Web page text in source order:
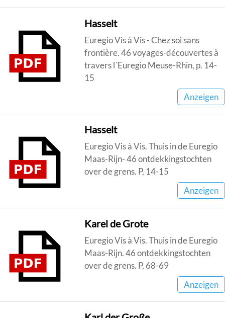
Hasselt
Euregio Vis à Vis - Chez soi sans
frontière. 46 voyages-découvertes à
travers l´Euregio Meuse-Rhin, p. 14-
15
Anzeigen
Hasselt
Euregio Vis à Vis. Thuis in de Euregio
Maas-Rijn- 46 ontdekkingstochten
over de grens. P, 14-15
Anzeigen
Karel de Grote
Euregio Vis à Vis. Thuis in de Euregio
Maas-Rijn. 46 ontdekkingstochten
over de grens. P, 68-69
Anzeigen